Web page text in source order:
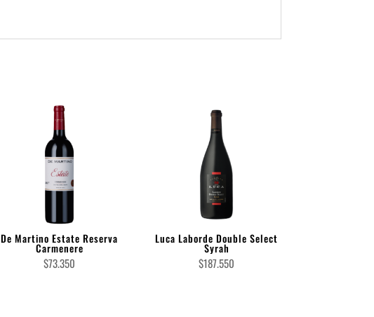
De Martino Estate Reserva
Carmenere
$73.350
Luca Laborde Double Select
Syrah
$187.550